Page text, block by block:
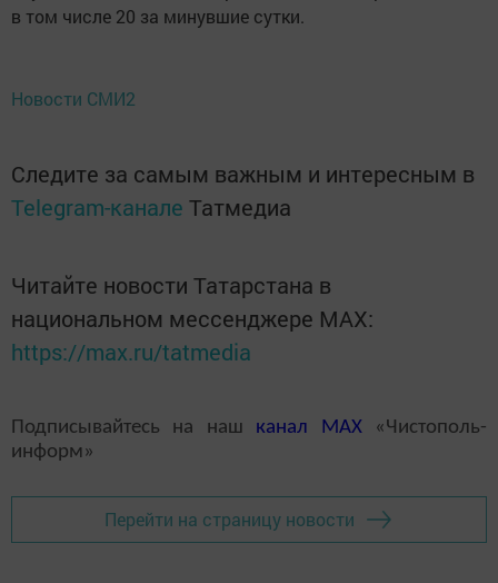
в том числе 20 за минувшие сутки.
Новости СМИ2
Следите за самым важным и интересным в
Telegram-канале Татмедиа
Читайте новости Татарстана в
национальном мессенджере MАХ:
https://max.ru/tatmedia
Подписывайтесь на наш канал MAX«Чистополь-
информ»
Перейти на страницу новости